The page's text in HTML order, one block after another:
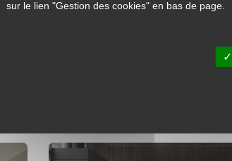
sur le lien "Gestion des cookies" en bas de page.